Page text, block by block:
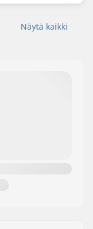
Näytä kaikki